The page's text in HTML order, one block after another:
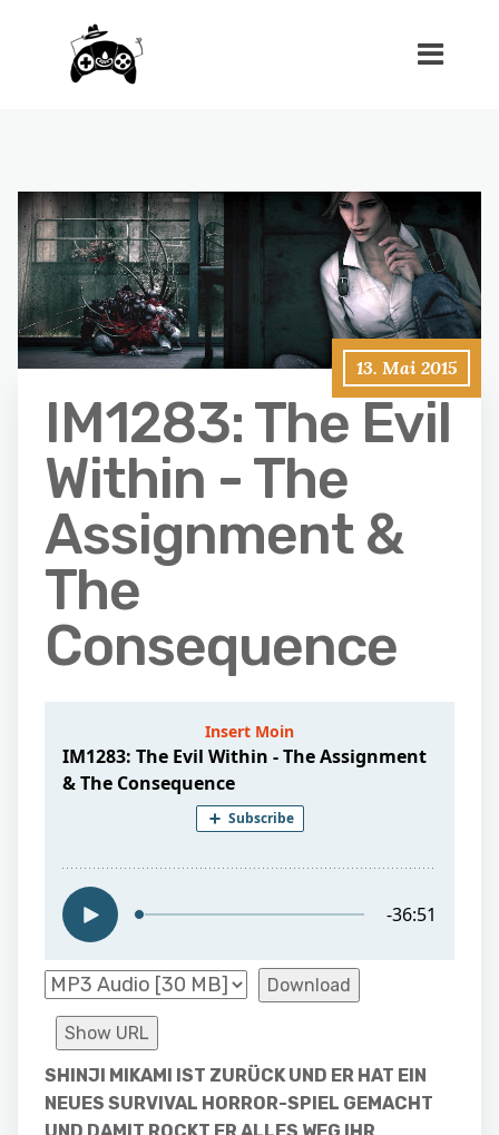
13. Mai 2015
IM1283: The Evil
Within - The
Assignment &
The
Consequence
Download
Show URL
SHINJI MIKAMI IST ZURÜCK UND ER HAT EIN
NEUES SURVIVAL HORROR-SPIEL GEMACHT